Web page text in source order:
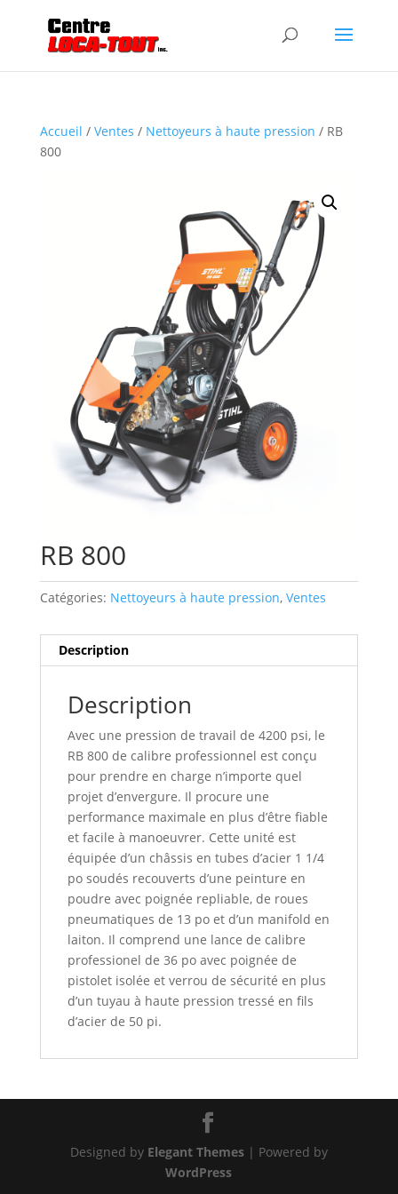
Accueil / Ventes / Nettoyeurs à haute pression / RB
800
RB 800
Catégories: Nettoyeurs à haute pression, Ventes
Description
Description
Avec une pression de travail de 4200 psi, le
RB 800 de calibre professionnel est conçu
pour prendre en charge n’importe quel
projet d’envergure. Il procure une
performance maximale en plus d’être fiable
et facile à manoeuvrer. Cette unité est
équipée d’un châssis en tubes d’acier 1 1/4
po soudés recouverts d’une peinture en
poudre avec poignée repliable, de roues
pneumatiques de 13 po et d’un manifold en
laiton. Il comprend une lance de calibre
professionel de 36 po avec poignée de
pistolet isolée et verrou de sécurité en plus
d’un tuyau à haute pression tressé en fils
d’acier de 50 pi.
Designed by Elegant Themes| Powered by
WordPress